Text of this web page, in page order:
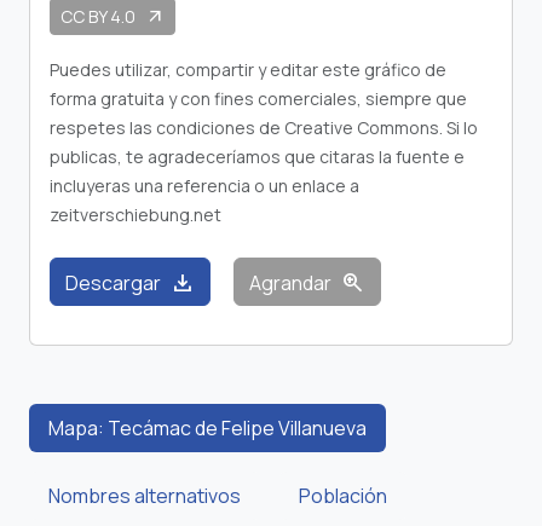
CC BY 4.0 arrow_outward
Puedes utilizar, compartir y editar este gráfico de
forma gratuita y con fines comerciales, siempre que
respetes las condiciones de Creative Commons. Si lo
publicas, te agradeceríamos que citaras la fuente e
incluyeras una referencia o un enlace a
zeitverschiebung.net
Descargar download Agrandar zoom_in
Mapa: Tecámac de Felipe Villanueva
Nombres alternativos Población